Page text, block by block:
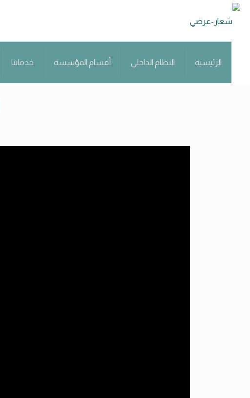
الرئيسية النظام الداخلي أقسام المؤسسة خدماتنا